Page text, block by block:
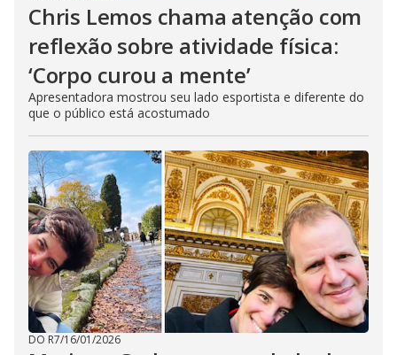
Chris Lemos chama atenção com
reflexão sobre atividade física:
‘Corpo curou a mente’
Apresentadora mostrou seu lado esportista e diferente do
que o público está acostumado
DO R7/16/01/2026